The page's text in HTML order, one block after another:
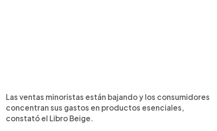
Las ventas minoristas están bajando y los consumidores
concentran sus gastos en productos esenciales,
constató el Libro Beige.